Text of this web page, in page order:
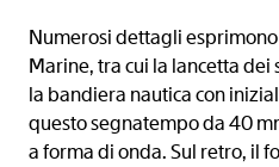
Numerosi dettagli
Marine, tra cui la lancetta dei
la bandiera nautica con
questo segnatempo da 40
a forma di onda. Sul retro, il